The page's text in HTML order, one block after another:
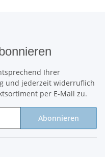
Ihrer
und jederzeit widerruflich
per E-Mail zu.
Abonnieren